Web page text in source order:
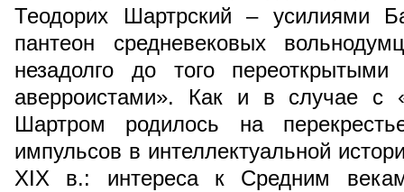
Теодорих Шартрский – усилиями
пантеон средневековых
незадолго до того
аверроистами». Как и в случае с
Шартром родилось на
импульсов в интеллектуальной
XIX в.: интереса к Средним